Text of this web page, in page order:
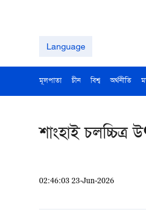
Language
মূলপাতা চীন বিশ্ব অর্থনীতি
শাংহাই
02:46:03 23-Jun-2026